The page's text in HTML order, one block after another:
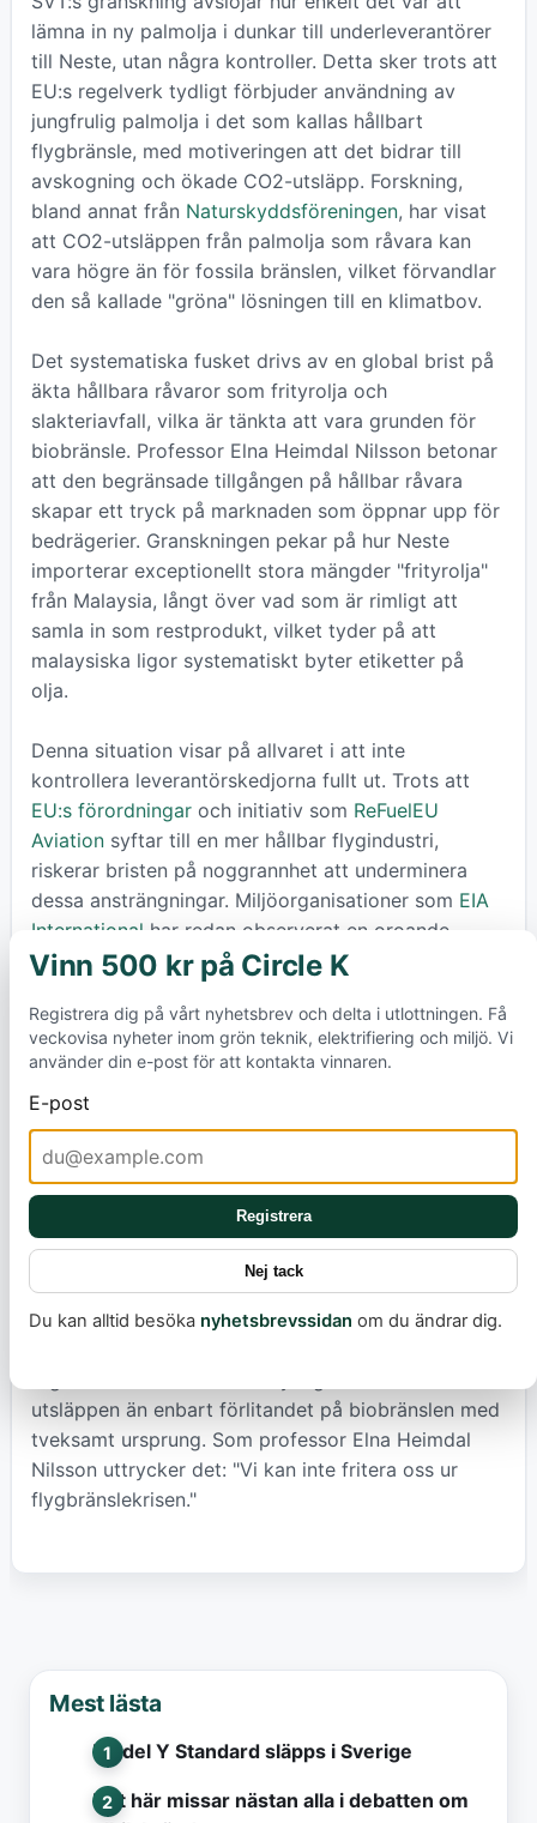
lämna in ny palmolja i dunkar till underleverantörer
till Neste, utan några kontroller. Detta sker trots att
EU:s regelverk tydligt förbjuder användning av
jungfrulig palmolja i det som kallas hållbart
flygbränsle, med motiveringen att det bidrar till
avskogning och ökade CO2-utsläpp. Forskning,
bland annat från Naturskyddsföreningen, har visat
att CO2-utsläppen från palmolja som råvara kan
vara högre än för fossila bränslen, vilket förvandlar
den så kallade "gröna" lösningen till en klimatbov.
Det systematiska fusket drivs av en global brist på
äkta hållbara råvaror som frityrolja och
slakteriavfall, vilka är tänkta att vara grunden för
biobränsle. Professor Elna Heimdal Nilsson betonar
att den begränsade tillgången på hållbar råvara
skapar ett tryck på marknaden som öppnar upp för
bedrägerier. Granskningen pekar på hur Neste
importerar exceptionellt stora mängder "frityrolja"
från Malaysia, långt över vad som är rimligt att
samla in som restprodukt, vilket tyder på att
malaysiska ligor systematiskt byter etiketter på
olja.
Denna situation visar på allvaret i att inte
kontrollera leverantörskedjorna fullt ut. Trots att
EU:s förordningaroch initiativ som ReFuelEU
Aviationsyftar till en mer hållbar flygindustri,
riskerar bristen på noggrannhet att underminera
dessa ansträngningar. Miljöorganisationer som EIA
International har redan observerat en oroande
ökning av palmoljeimporten till EU i takt med
Att bekämpa den akuta globala uppvärmningen
kräver en helhetssyn på omställningen. Utöver en
striktare kontroll av bränslekällorna behöver vi
också se över hela transportsystemet. Forskare och
myndigheter, somNaturvårdsverket, lyfter fram
vikten av att kombinera hållbara drivmedel med
effektivare fordon och, kanske viktigast av allt, att
minska den totala transportvolymen. Att elektrifiera
så mycket som möjligt där det är genomförbart och
utsläppen än enbart förlitandet på biobränslen med
tveksamt ursprung. Som professor Elna Heimdal
Nilsson uttrycker det: "Vi kan inte fritera oss ur
flygbränslekrisen."
Mest lästa
Model Y Standard släpps i Sverige
Det här missar nästan alla i debatten om
Vinn 500 kr på Circle K
Registrera dig på vårt nyhetsbrev och delta i utlottningen. Få
veckovisa nyheter inom grön teknik, elektrifiering och miljö. Vi
använder din e-post för att kontakta vinnaren.
E-post
Registrera
Nej tack
Du kan alltid besöka nyhetsbrevssidan om du ändrar dig.